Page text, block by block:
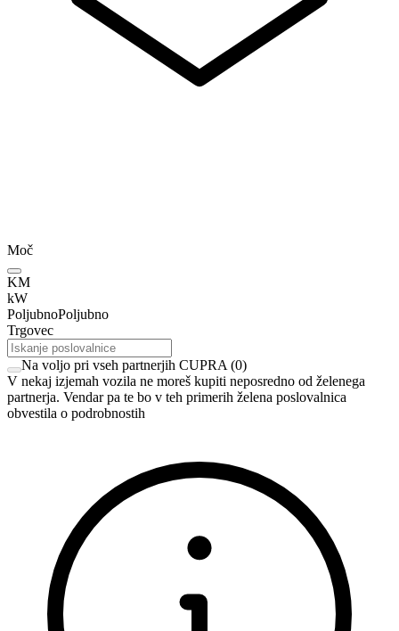
Moč
KM
kW
PoljubnoPoljubno
Trgovec
Na voljo pri vseh partnerjih CUPRA (0)
V nekaj izjemah vozila ne moreš kupiti neposredno od želenega
partnerja. Vendar pa te bo v teh primerih želena poslovalnica
obvestila o podrobnostih